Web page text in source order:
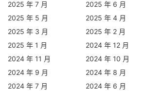
2025 年 7 月
2025 年 6 月
2025 年 5 月
2025 年 4 月
2025 年 3 月
2025 年 2 月
2025 年 1 月
2024 年 12 月
2024 年 11 月
2024 年 10 月
2024 年 9 月
2024 年 8 月
2024 年 7 月
2024 年 6 月